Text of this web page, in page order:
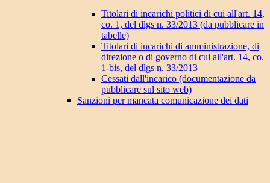
Titolari di incarichi politici di cui all'art. 14,
co. 1, del dlgs n. 33/2013 (da pubblicare in
tabelle)
Titolari di incarichi di amministrazione, di
direzione o di governo di cui all'art. 14, co.
1-bis, del dlgs n. 33/2013
Cessati dall'incarico (documentazione da
pubblicare sul sito web)
Sanzioni per mancata comunicazione dei dati